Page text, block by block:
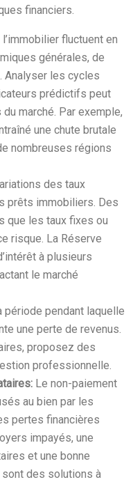
financiers.
fluctuent en
générales, de
Analyser les cycles
prédictifs peut
marché. Par exemple,
une chute brutale
nombreuses régions
des taux
prêts immobiliers. Des
que les taux fixes ou
risque. La Réserve
à plusieurs
le marché
période pendant laquelle
une perte de revenus.
proposez des
professionnelle.
Le non-paiement
au bien par les
pertes financières
impayés, une
et une bonne
des solutions à